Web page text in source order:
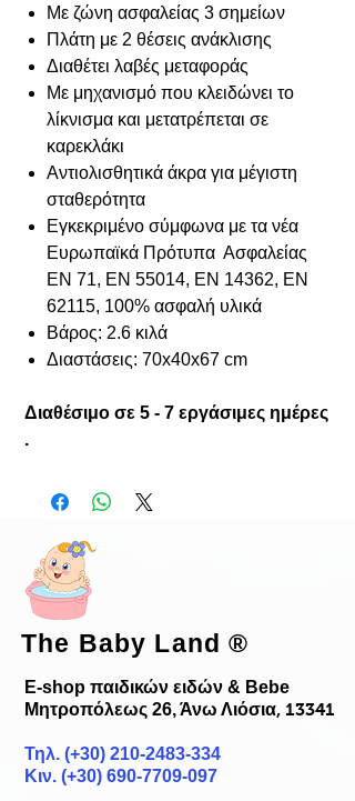
Με ζώνη ασφαλείας 3 σημείων
Πλάτη με 2 θέσεις ανάκλισης
Διαθέτει λαβές μεταφοράς
Με μηχανισμό που κλειδώνει το
λίκνισμα και μετατρέπεται σε
καρεκλάκι
Αντιολισθητικά άκρα για μέγιστη
σταθερότητα
Εγκεκριμένο σύμφωνα με τα νέα
Ευρωπαϊκά Πρότυπα Ασφαλείας
EN 71, EN 55014, EN 14362, EN
62115, 100% ασφαλή υλικά
Βάρος: 2.6 κιλά
Διαστάσεις: 70x40x67 cm
Διαθέσιμο σε 5 - 7 εργάσιμες ημέρες
.
The Baby Land®
E-shop παιδικών ειδών & Bebe
Μητροπόλεως 26, Άνω Λιόσια, 13341
Τηλ. (+30) 210-2483-334
Κιν. (+30) 690-7709-097